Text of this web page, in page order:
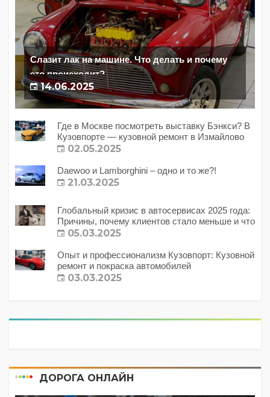
Слазит лак на машине. Что делать и почему
это происходит?
14.06.2025
Где в Москве посмотреть выставку Бэнкси? В
Кузовпорте — кузовной ремонт в Измайлово
02.05.2025
Daewoo и Lamborghini – одно и то же?!
21.03.2025
Глобальный кризис в автосервисах 2025 года:
Причины, почему клиентов стало меньше и что
с этим делать?
05.03.2025
Опыт и профессионализм Кузовпорт: Кузовной
ремонт и покраска автомобилей
03.03.2025
ДОРОГА ОНЛАЙН